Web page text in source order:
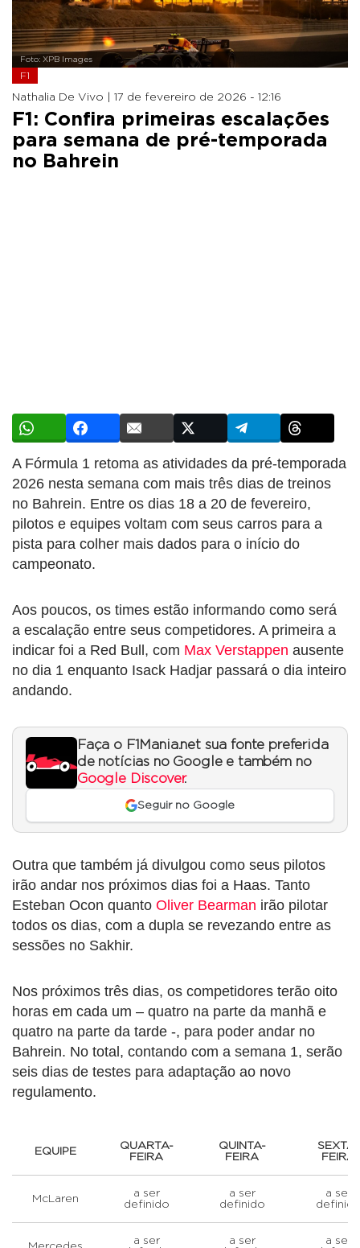
Foto: XPB Images
F1
Nathalia De Vivo | 17 de fevereiro de 2026 - 12:16
F1: Confira primeiras escalações
para semana de pré-temporada
no Bahrein
A Fórmula 1 retoma as atividades da pré-temporada
2026 nesta semana com mais três dias de treinos
no Bahrein. Entre os dias 18 a 20 de fevereiro,
pilotos e equipes voltam com seus carros para a
pista para colher mais dados para o início do
campeonato.
Aos poucos, os times estão informando como será
a escalação entre seus competidores. A primeira a
indicar foi a Red Bull, com Max Verstappen ausente
no dia 1 enquanto Isack Hadjar passará o dia inteiro
andando.
Faça o F1Mania.net sua fonte preferida
de notícias no Google e também no
Google Discover.
Seguir no Google
Outra que também já divulgou como seus pilotos
irão andar nos próximos dias foi a Haas. Tanto
Esteban Ocon quanto Oliver Bearman irão pilotar
todos os dias, com a dupla se revezando entre as
sessões no Sakhir.
Nos próximos três dias, os competidores terão oito
horas em cada um – quatro na parte da manhã e
quatro na parte da tarde -, para poder andar no
Bahrein. No total, contando com a semana 1, serão
seis dias de testes para adaptação ao novo
regulamento.
EQUIPE
QUARTA-
FEIRA
QUINTA-
FEIRA
SEXTA-
FEIRA
McLaren
a ser
definido
a ser
definido
a ser
a ser
a ser
a ser